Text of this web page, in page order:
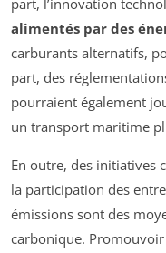
part, l’innovation
alimentés par des
carburants alternatifs,
part, des
pourraient également
un transport maritime
En outre, des initiatives
la participation des
émissions sont des
carbonique.